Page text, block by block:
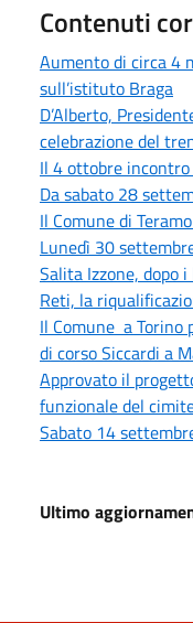
Contenuti
Aumento di circa 4
sull’istituto Braga
D’Alberto,
celebrazione del
Il 4 ottobre
Da sabato 28
Il Comune di
Lunedì 30
Salita Izzone, dopo
Reti, la
Il Comune a Torino
di corso Siccardi a
Approvato il
funzionale del
Sabato 14
Ultimo